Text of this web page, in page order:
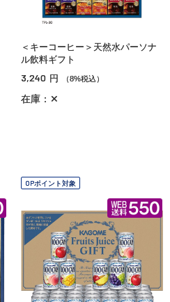
＜キーコーヒー＞天然水パーソナ
ル飲料ギフト
3,240 円 （8%税込）
在庫：✕
OPポイント対象